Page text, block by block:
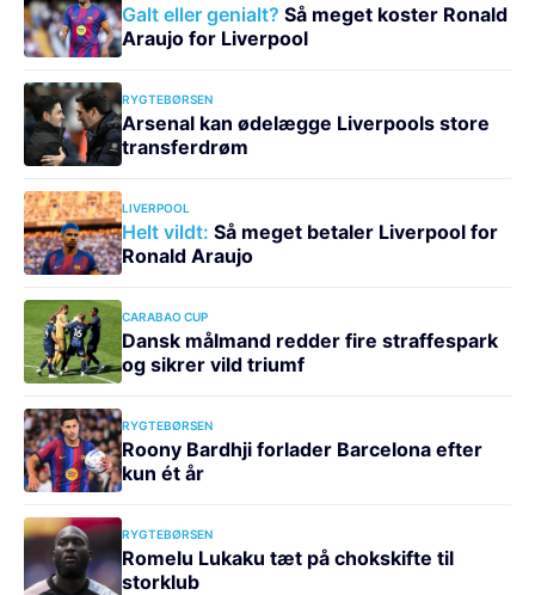
Galt eller genialt? Så meget koster Ronald
Araujo for Liverpool
RYGTEBØRSEN
Arsenal kan ødelægge Liverpools store
transferdrøm
LIVERPOOL
Helt vildt: Så meget betaler Liverpool for
Ronald Araujo
CARABAO CUP
Dansk målmand redder fire straffespark
og sikrer vild triumf
RYGTEBØRSEN
Roony Bardhji forlader Barcelona efter
kun ét år
RYGTEBØRSEN
Romelu Lukaku tæt på chokskifte til
storklub